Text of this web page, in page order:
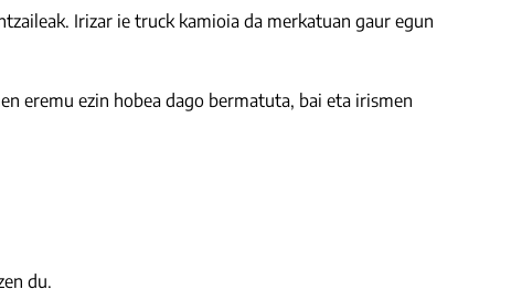
Irizar ie truck kamioia da merkatuan gaur egun
eremu ezin hobea dago bermatuta, bai eta irismen
du.